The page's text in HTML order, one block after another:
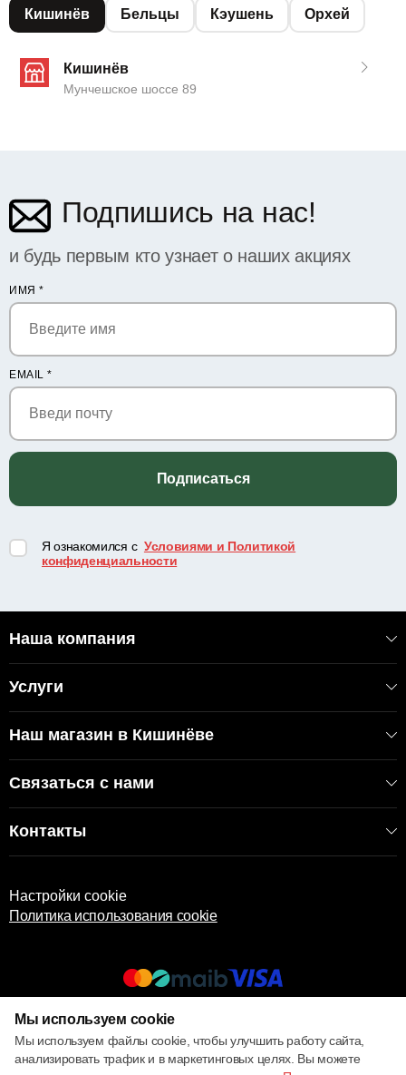
Кишинёв Бельцы Кэушень Орхей
Кишинёв
Мунчешское шоссе 89
Подпишись на нас!
и будь первым кто узнает о наших акциях
ИМЯ *
EMAIL *
Подписаться
Я ознакомился с Условиями и Политикой
конфиденциальности
Наша компания
Услуги
Наш магазин в Кишинёве
Связаться с нами
Контакты
Настройки cookie
Политика использования cookie
© 2013 – 2026 ECOM
Мы используем cookie
Мы используем файлы cookie, чтобы улучшить работу сайта,
анализировать трафик и в маркетинговых целях. Вы можете